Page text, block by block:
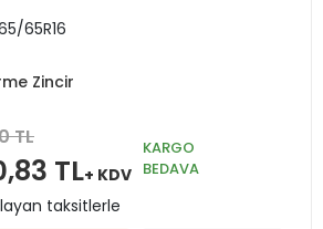
65R16
Zincir
TL
TL+ KDV
KARGO
BEDAVA
taksitlerle